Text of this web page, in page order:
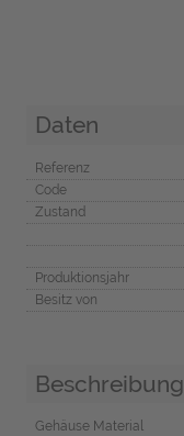
Daten
Referenz
Code
Zustand
Produktionsjahr
Besitz von
Beschreibung
Gehäuse Material